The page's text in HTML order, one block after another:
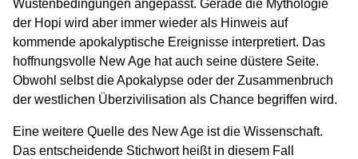
Wüstenbedingungen angepasst. Gerade die Mythologie
der Hopi wird aber immer wieder als Hinweis auf
kommende apokalyptische Ereignisse interpretiert. Das
hoffnungsvolle New Age hat auch seine düstere Seite.
Obwohl selbst die Apokalypse oder der Zusammenbruch
der westlichen Überzivilisation als Chance begriffen wird.
Eine weitere Quelle des New Age ist die Wissenschaft.
Das entscheidende Stichwort heißt in diesem Fall